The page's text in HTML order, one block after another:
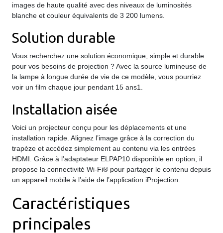
images de haute qualité avec des niveaux de luminosités
blanche et couleur équivalents de 3 200 lumens.
Solution durable
Vous recherchez une solution économique, simple et durable
pour vos besoins de projection ? Avec la source lumineuse de
la lampe à longue durée de vie de ce modèle, vous pourriez
voir un film chaque jour pendant 15 ans1.
Installation aisée
Voici un projecteur conçu pour les déplacements et une
installation rapide. Alignez l’image grâce à la correction du
trapèze et accédez simplement au contenu via les entrées
HDMI. Grâce à l’adaptateur ELPAP10 disponible en option, il
propose la connectivité Wi-Fi® pour partager le contenu depuis
un appareil mobile à l’aide de l’application iProjection.
Caractéristiques
principales